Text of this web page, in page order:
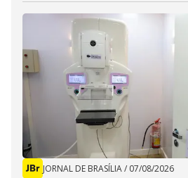
JORNAL DE BRASÍLIA/ 07/08/2026